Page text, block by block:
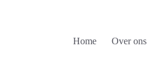
Home Over ons